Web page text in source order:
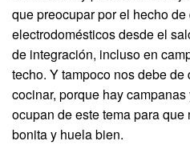
que preocupar por el hecho
electrodomésticos desde el
de integración, incluso en
techo. Y tampoco nos debe
cocinar, porque hay
ocupan de este tema para
bonita y huela bien.